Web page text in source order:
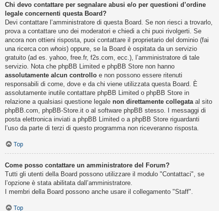
Chi devo contattare per segnalare abusi e/o per questioni d’ordine
legale concernenti questa Board?
Devi contattare l’amministratore di questa Board. Se non riesci a trovarlo,
prova a contattare uno dei moderatori e chiedi a chi puoi rivolgerti. Se
ancora non ottieni risposta, puoi contattare il proprietario del dominio (fai
una ricerca con whois) oppure, se la Board è ospitata da un servizio
gratuito (ad es. yahoo, free.fr, f2s.com, ecc.), l’amministratore di tale
servizio. Nota che phpBB Limited e phpBB Store non hanno
assolutamente alcun controllo e non possono essere ritenuti
responsabili di come, dove e da chi viene utilizzata questa Board. È
assolutamente inutile contattare phpBB Limited o phpBB Store in
relazione a qualsiasi questione legale non direttamente collegata al sito
phpBB.com, phpBB-Store.it o al software phpBB stesso. I messaggi di
posta elettronica inviati a phpBB Limited o a phpBB Store riguardanti
l’uso da parte di terzi di questo programma non riceveranno risposta.
Top
Come posso contattare un amministratore del Forum?
Tutti gli utenti della Board possono utilizzare il modulo "Contattaci", se
l’opzione è stata abilitata dall’amministratore.
I membri della Board possono anche usare il collegamento "Staff".
Top